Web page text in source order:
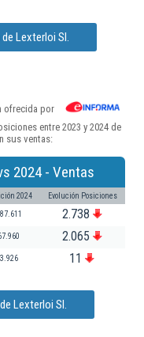
Lexterloi Sl.
ofrecida por
entre 2023 y 2024 de
sus ventas:
2024 - Ventas
2024 Evolución Posiciones
2.738
2.065
3.926 11
Lexterloi Sl.